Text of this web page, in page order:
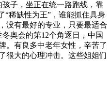
子，坐正在统一路跑线，靠
“稀缺性为王”，谁能抓住具身
没有最好的专业，只要最适合
奥会的第12个角逐日，中国
。有良多中老年女性，辛苦了
很大的心理冲击。这些姐姐们